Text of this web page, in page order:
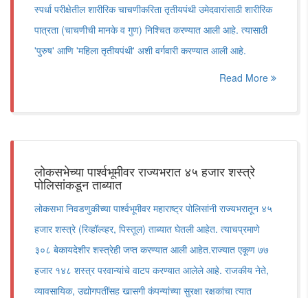
स्पर्धा परीक्षेतील शारीरिक चाचणीकरिता तृतीयपंथी उमेदवारांसाठी शारीरिक
पात्रता (चाचणीची मानके व गुण) निश्चित करण्यात आली आहे. त्यासाठी
'पुरुष' आणि 'महिला तृतीयपंथी' अशी वर्गवारी करण्यात आली आहे.
Read More
लोकसभेच्या पार्श्वभूमीवर राज्यभरात ४५ हजार शस्त्रे
पोलिसांकडून ताब्यात
लोकसभा निवडणुकीच्या पार्श्वभूमीवर महाराष्ट्र पोलिसांनी राज्यभरातून ४५
हजार शस्त्रे (रिव्हॉल्व्हर, पिस्तूल) ताब्यात घेतली आहेत. त्याचप्रमाणे
३०८ बेकायदेशीर शस्त्रेही जप्त करण्यात आली आहेत.राज्यात एकूण ७७
हजार १४८ शस्त्र परवान्यांचे वाटप करण्यात आलेले आहे. राजकीय नेते,
व्यावसायिक, उद्योगपतींसह खासगी कंपन्यांच्या सुरक्षा रक्षकांचा त्यात